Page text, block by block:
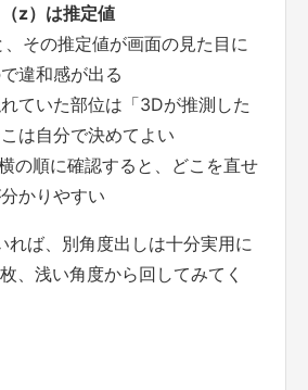
z）は推定値
その推定値が画面の見た目に
違和感が出る
ていた部位は「3Dが推測した
は自分で決めてよい
の順に確認すると、どこを直せ
かりやすい
れば、別角度出しは十分実用に
、浅い角度から回してみてく